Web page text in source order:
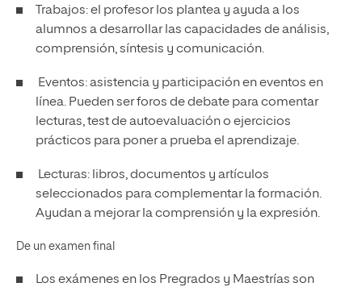
Trabajos: el profesor los plantea y ayuda a los
alumnos a desarrollar las capacidades de análisis,
comprensión, síntesis y comunicación.
Eventos: asistencia y participación en eventos en
línea. Pueden ser foros de debate para comentar
lecturas, test de autoevaluación o ejercicios
prácticos para poner a prueba el aprendizaje.
Lecturas: libros, documentos y artículos
seleccionados para complementar la formación.
Ayudan a mejorar la comprensión y la expresión.
De un examen final
Los exámenes en los Pregrados y Maestrías son